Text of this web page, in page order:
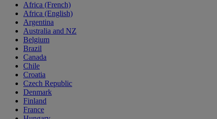
Africa (French)
Africa (English)
Argentina
Australia and NZ
Belgium
Brazil
Canada
Chile
Croatia
Czech Republic
Denmark
Finland
France